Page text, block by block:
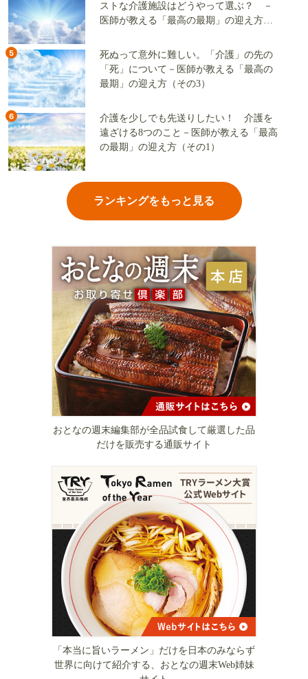
ストな介護施設はどうやって選ぶ？ －
医師が教える「最高の最期」の迎え方
5
死ぬって意外に難しい。「介護」の先の
「死」について－医師が教える「最高の
最期」の迎え方（その3）
6
介護を少しでも先送りしたい！ 介護を
遠ざける8つのこと－医師が教える「最高
の最期」の迎え方（その1）
ランキングをもっと見る
おとなの週末編集部が全品試食して厳選した品
だけを販売する通販サイト
「本当に旨いラーメン」だけを日本のみならず
世界に向けて紹介する、おとなの週末Web姉妹